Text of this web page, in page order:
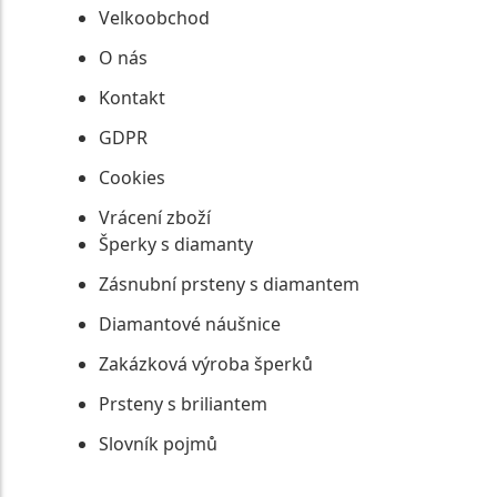
Velkoobchod
O nás
Kontakt
GDPR
Cookies
Vrácení zboží
Šperky s diamanty
Zásnubní prsteny s diamantem
Diamantové náušnice
Zakázková výroba šperků
Prsteny s briliantem
Slovník pojmů